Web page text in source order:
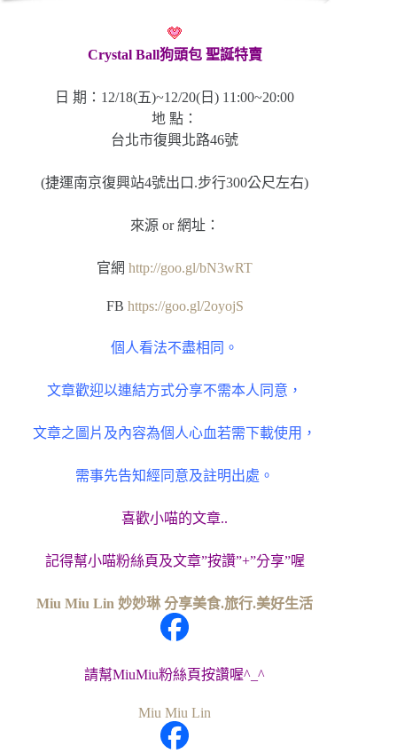
Crystal Ball狗頭包 聖誕特賣
日 期：12/18(五)~12/20(日) 11:00~20:00
地 點：
台北市復興北路46號
(捷運南京復興站4號出口.步行300公尺左右)
來源 or 網址：
官網http://goo.gl/bN3wRT
FB https://goo.gl/2oyojS
個人看法不盡相同。
文章歡迎以連結方式分享不需本人同意，
文章之圖片及內容為個人心血若需下載使用，
需事先告知經同意及註明出處。
喜歡小喵的文章..
記得幫小喵粉絲頁及文章”按讚”+”分享”喔
Miu Miu Lin 妙妙琳 分享美食.旅行.美好生活
請幫MiuMiu粉絲頁按讚喔^_^
Miu Miu Lin